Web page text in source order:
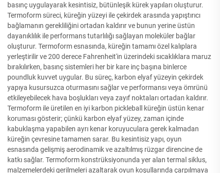
basınç uygulayarak kesintisiz, bütünleşik kürek yapıları oluşturur.
Termoform süreci, küreğin yüzeyi ile çekirdek arasında yapıştırıcı
bağlamanın gerekliliğini ortadan kaldırır ve bunun yerine üstün
dayanıklılık ile performans tutarlılığı sağlayan moleküler bağlar
oluşturur. Termoform esnasında, küreğin tamamı özel kalıplara
yerleştirilir ve 200 derece Fahrenheit'in üzerindeki sıcaklıklara maruz
bırakılırken, basınç sistemleri her bir kare inç başına binlerce
poundluk kuvvet uygular. Bu süreç, karbon elyaf yüzeyin çekirdek
yapıya kusursuzca oturmasını sağlar ve performansı veya ömrünü
etkileyebilecek hava boşlukları veya zayıf noktaları ortadan kaldırır.
Termoform ile üretilen en iyi karbon pickleball küreğin üstün kenar
koruması gösterir; çünkü karbon elyaf yüzey, zaman içinde
kabuklaşma yapabilen ayrı kenar koruyuculara gerek kalmadan
küreğin çevresine tamamen sarar. Bu kesintisiz yapı, oyun
esnasında gelişmiş aerodinamik ve azaltılmış rüzgar direncine de
katkı sağlar. Termoform konstrüksiyonunda yer alan termal siklus,
malzemelerdeki gerilmeleri azaltarak oyun koşullarında çarpılmaya